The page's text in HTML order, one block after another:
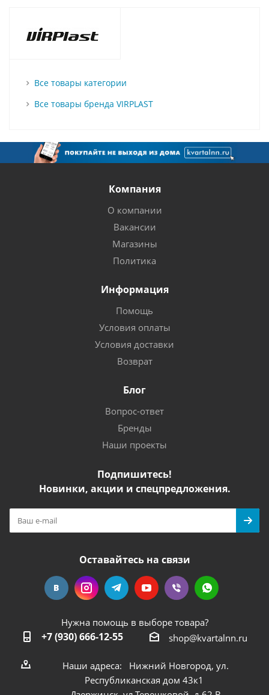
Все товары категории
Все товары бренда VIRPLAST
Компания
О компании
Вакансии
Магазины
Политика
Информация
Помощь
Условия оплаты
Условия доставки
Возврат
Блог
Вопрос-ответ
Бренды
Наши проекты
Подпишитесь!
Новинки, акции и спецпредложения.
Оставайтесь на связи
Нужна помощь в выборе товара?
+7 (930) 666-12-55 shop@kvartalnn.ru
Наши адреса: Нижний Новгород, ул.
Республиканская дом 43к1